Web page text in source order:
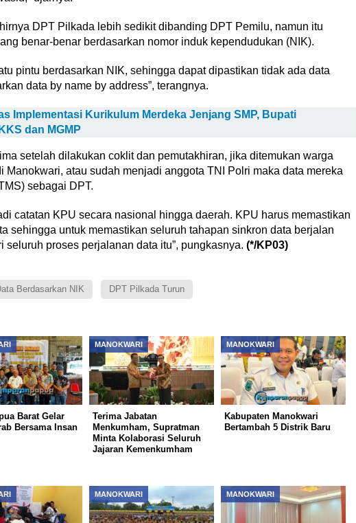
DPT Pilkada lebih sedikit dibanding DPT Pemilu, namun itu
benar-benar berdasarkan nomor induk kependudukan (NIK).
pintu berdasarkan NIK, sehingga dapat dipastikan tidak ada data
data by name by address”, terangnya.
Implementasi Kurikulum Merdeka Jenjang SMP, Bupati
dan MGMP
setelah dilakukan coklit dan pemutakhiran, jika ditemukan warga
atau sudah menjadi anggota TNI Polri maka data mereka
sebagai DPT.
catatan KPU secara nasional hingga daerah. KPU harus memastikan
sehingga untuk memastikan seluruh tahapan sinkron data berjalan
proses perjalanan data itu”, pungkasnya. (*/KP03)
Berdasarkan NIK DPT Pilkada Turun
Barat Gelar
Bersama Insan
MANOKWARI
Terima Jabatan
Menkumham, Supratman
Minta Kolaborasi Seluruh
Jajaran Kemenkumham
MANOKWARI
Kabupaten Manokwari
Bertambah 5 Distrik Baru
MANOKWARI MANOKWARI